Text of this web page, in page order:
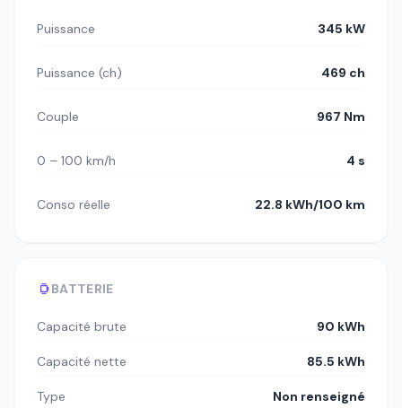
Puissance 345 kW
Puissance (ch) 469 ch
Couple 967 Nm
0 – 100 km/h 4 s
Conso réelle 22.8 kWh/100 km
BATTERIE
Capacité brute 90 kWh
Capacité nette 85.5 kWh
Type Non renseigné